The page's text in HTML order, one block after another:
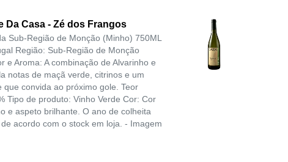
Da Casa - Zé dos Frangos
Sub-Região de Monção (Minho) 750ML
Região: Sub-Região de Monção
e Aroma: A combinação de Alvarinho e
notas de maçã verde, citrinos e um
que convida ao próximo gole. Teor
Tipo de produto: Vinho Verde Cor: Cor
e aspeto brilhante. O ano de colheita
acordo com o stock em loja. - Imagem